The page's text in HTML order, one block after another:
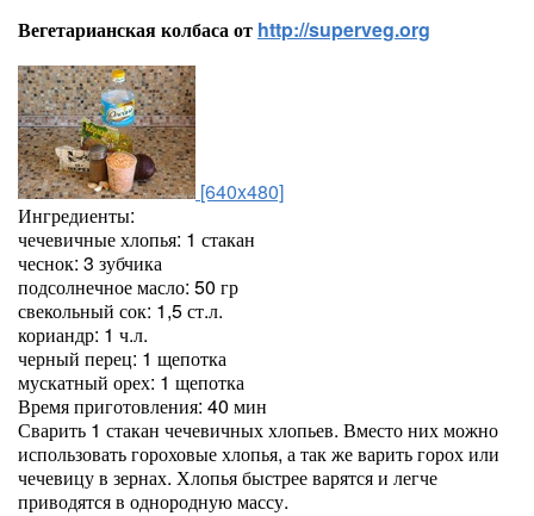
Вегетарианская колбаса от http://superveg.org
[640x480]
Ингредиенты:
чечевичные хлопья: 1 стакан
чеснок: 3 зубчика
подсолнечное масло: 50 гр
свекольный сок: 1,5 ст.л.
кориандр: 1 ч.л.
черный перец: 1 щепотка
мускатный орех: 1 щепотка
Время приготовления: 40 мин
Сварить 1 стакан чечевичных хлопьев. Вместо них можно
использовать гороховые хлопья, а так же варить горох или
чечевицу в зернах. Хлопья быстрее варятся и легче
приводятся в однородную массу.